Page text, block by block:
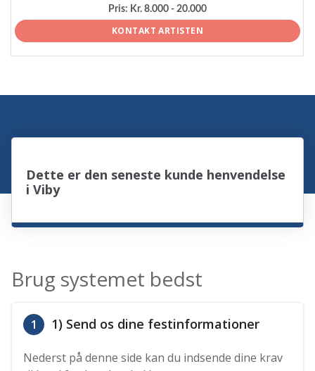
Pris: Kr. 8.000 - 20.000
KONTAKT ARTISTEN
Dette er den seneste kunde henvendelse
i Viby
Brug systemet bedst
1 1) Send os dine festinformationer
Nederst på denne side kan du indsende dine krav